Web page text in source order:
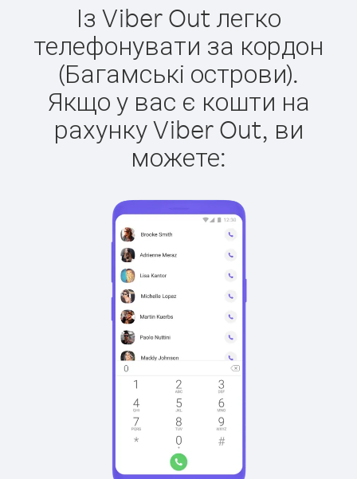
Із Viber Out легко
телефонувати за кордон
(Багамські острови).
Якщо у вас є кошти на
рахунку Viber Out, ви
можете: